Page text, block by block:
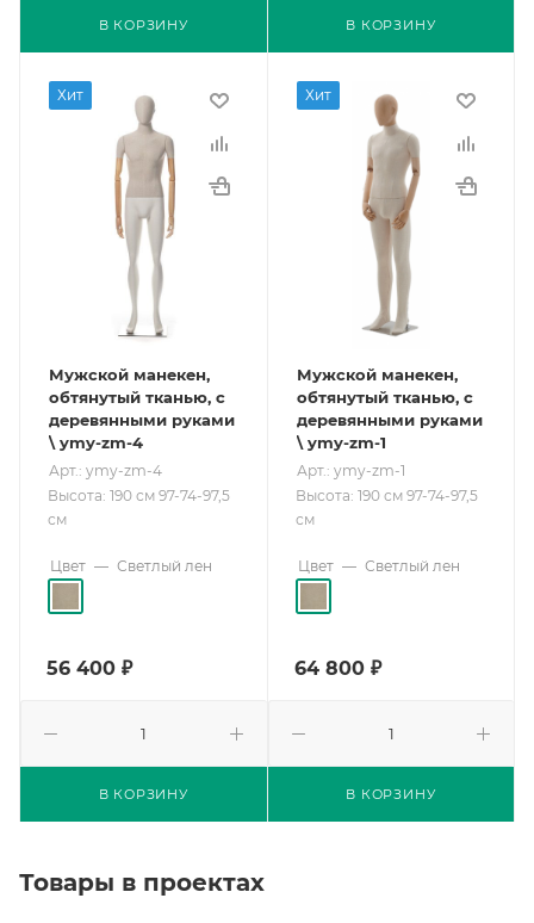
В КОРЗИНУ В КОРЗИНУ
Хит
Мужской манекен,
обтянутый тканью, с
деревянными руками
\ ymy-zm-4
Арт.: ymy-zm-4
Высота: 190 см 97-74-97,5
см
В КОРЗИНУ
Цвет — Светлый лен
56 400 ₽
Хит
Мужской манекен,
обтянутый тканью, с
деревянными руками
\ ymy-zm-1
Арт.: ymy-zm-1
Высота: 190 см 97-74-97,5
см
В КОРЗИНУ
Цвет — Светлый лен
64 800₽
Товары в проектах